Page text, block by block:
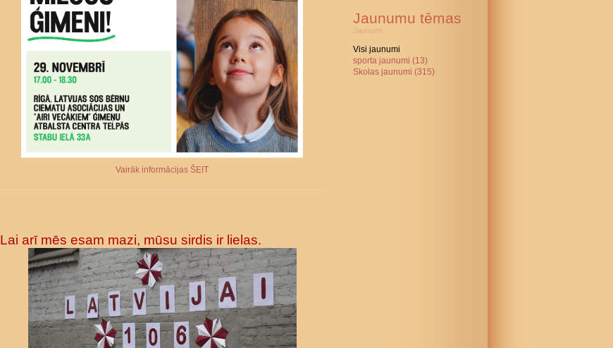
Vairāk informācijas ŠEIT
Lai arī mēs esam mazi, mūsu sirdis ir lielas.
Jaunumu tēmas
Jaunumi:
Visi jaunumi
sporta jaunumi (13)
Skolas jaunumi (315)